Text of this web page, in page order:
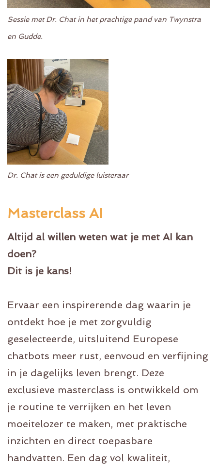
Sessie met Dr. Chat in het prachtige pand van Twynstra
en Gudde.
Dr. Chat is een geduldige luisteraar
Masterclass AI
Altijd al willen weten wat je met AI kan
doen?
Dit is je kans!
Ervaar een inspirerende dag waarin je
ontdekt hoe je met zorgvuldig
geselecteerde, uitsluitend Europese
chatbots meer rust, eenvoud en verfijning
in je dagelijks leven brengt. Deze
exclusieve masterclass is ontwikkeld om
je routine te verrijken en het leven
moeitelozer te maken, met praktische
inzichten en direct toepasbare
handvatten. Een dag vol kwaliteit,